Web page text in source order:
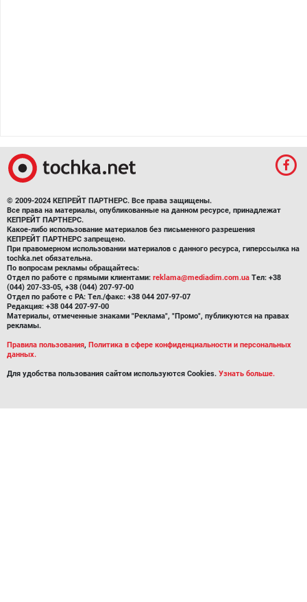
© 2009-2024 КЕПРЕЙТ ПАРТНЕРС. Все права защищены.
Все права на материалы, опубликованные на данном ресурсе, принадлежат
КЕПРЕЙТ ПАРТНЕРС.
Какое-либо использование материалов без письменного разрешения
КЕПРЕЙТ ПАРТНЕРС запрещено.
При правомерном использовании материалов с данного ресурса, гиперссылка на
tochka.net обязательна.
По вопросам рекламы обращайтесь:
Отдел по работе с прямыми клиентами: reklama@mediadim.com.ua Тел: +38
(044) 207-33-05, +38 (044) 207-97-00
Отдел по работе с РА: Тел./факс: +38 044 207-97-07
Редакция: +38 044 207-97-00
Материалы, отмеченные знаками "Реклама", "Промо", публикуются на правах
рекламы.
Правила пользования, Политика в сфере конфиденциальности и персональных
данных.
Для удобства пользования сайтом используются Cookies. Узнать больше.